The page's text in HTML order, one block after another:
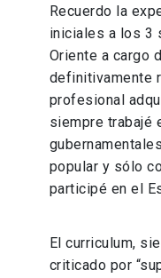
Recuerdo la
iniciales a los 3
Oriente a cargo
definitivamente
profesional
siempre trabajé
popular y sólo
participé en el
El curriculum,
criticado por